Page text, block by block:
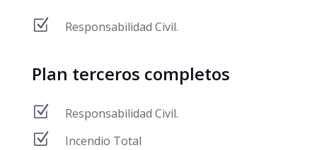
Z Responsabilidad Civil.
Plan terceros completos
Z Responsabilidad Civil.
Z Incendio Total